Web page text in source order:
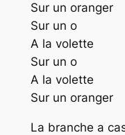
Sur un oranger
Sur un o
A la volette
Sur un o
A la volette
Sur un oranger
La branche a